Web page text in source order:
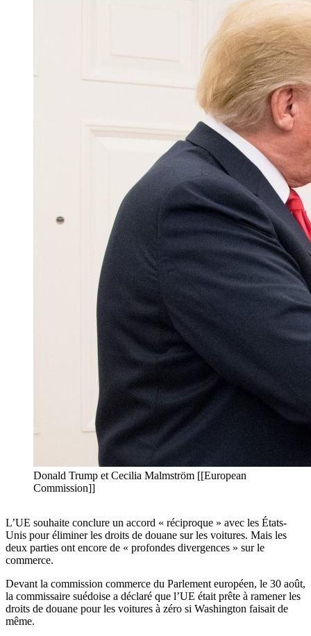
Donald Trump et Cecilia Malmström [[European
Commission]]
L’UE souhaite conclure un accord « réciproque » avec les États-
Unis pour éliminer les droits de douane sur les voitures. Mais les
deux parties ont encore de « profondes divergences » sur le
commerce.
Devant la commission commerce du Parlement européen, le 30 août,
la commissaire suédoise a déclaré que l’UE était prête à ramener les
droits de douane pour les voitures à zéro si Washington faisait de
même.